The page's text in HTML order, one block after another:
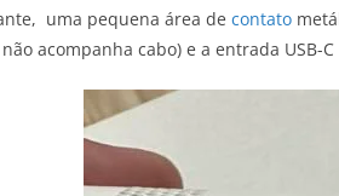
uma pequena área de contato
acompanha cabo) e a entrada